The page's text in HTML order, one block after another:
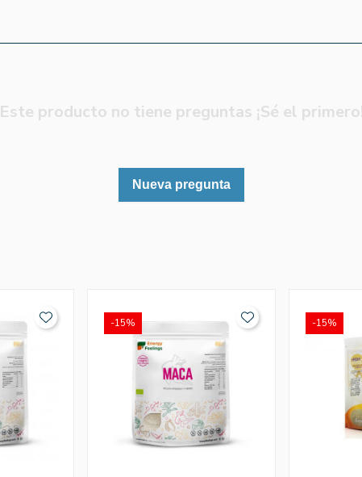
Este producto no tiene preguntas ¡Sé el primero!
Nueva pregunta
-15% -15%